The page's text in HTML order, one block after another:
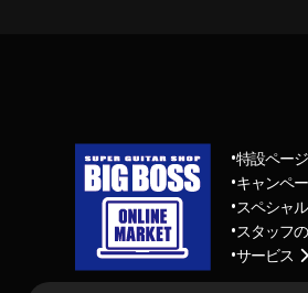
特設ページ
キャンペ
スペシャ
スタッフ
サービス